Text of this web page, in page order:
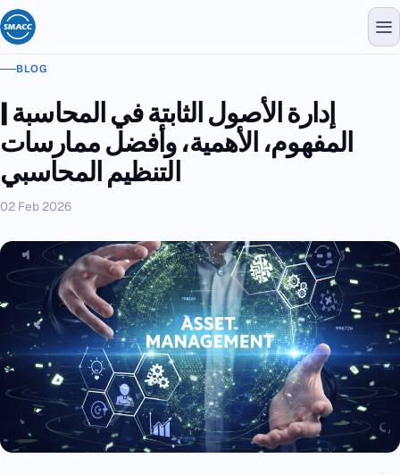
BLOG
إدارة الأصول الثابتة في المحاسبة |
المفهوم، الأهمية، وأفضل ممارسات
التنظيم المحاسبي
02 Feb 2026